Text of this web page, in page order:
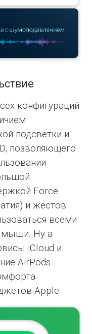
конфигураций
подсветки и
позволяющего
Force
и жестов
всеми
мыши. Ну а
iCloud и
AirPods
Apple.